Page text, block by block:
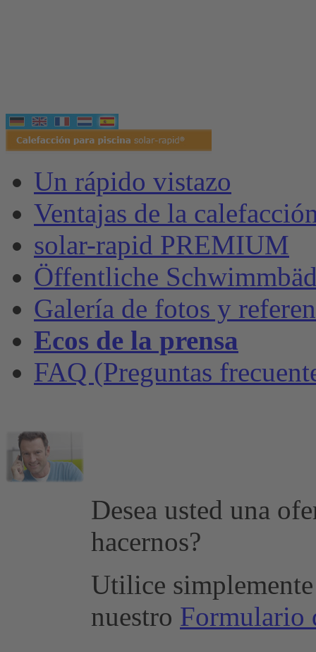
Un rápido vistazo
Ventajas de la
solar-rapid PREMIUM
Öffentliche
Galería de fotos y
Ecos de la prensa
FAQ (Preguntas
Desea usted una
hacernos?
Utilice simplemente
nuestro Formulario